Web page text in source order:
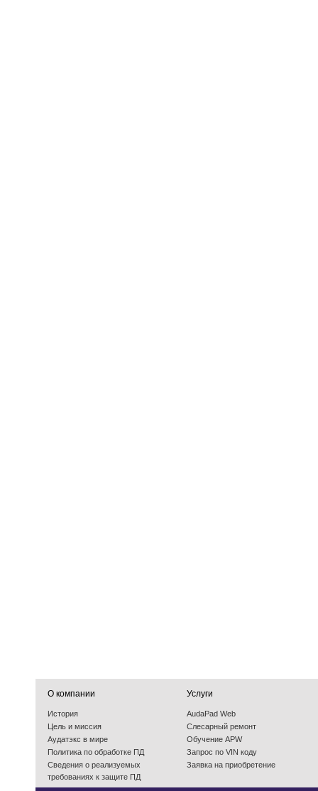
О компании
История
Цель и миссия
Аудатэкс в мире
Политика по обработке ПД
Cведения о реализуемых
требованиях к защите ПД
Услуги
AudaPad Web
Слесарный ремонт
Обучение APW
Запрос по VIN коду
Заявка на приобретение